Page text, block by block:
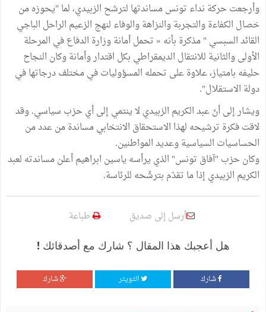
وأرجعت حركة نداء تونس مساندتها لترشح الزبيدي، لما "يحوزه من
خصال الكفاءة والتجربة والنزاهة والوفاء لنهج الزعيم الراحل الباجي
القائد السبسي " مذكرة بأنه « تحمل أمانة وزارة الدفاع في المرحلة
الأولى والثانية للانتقال الديمقراطي بكل اقتدار وأمانة وكان النجاح
حليفه بامتياز، علاوة على تحمله المسؤوليات في مختلف درجاتها في
دولة الاستقلال".
ويشار إلى أنّ عبد الكريم الزبيدي لا ينتمي إلى أي حزب سياسي. وقد
لاقت فكرة ترشيحه لهذا الاستحقاق الانتخابي مساندة من عدد من
الحساسيات السياسية وعديد المواطنين.
وكان حزب "آفاق تونس" الذي يرأسه ياسين ابراهيم أعلن مساندته لعبد
الكريم الزبيدي إذا ما تقدّم بترشّحه للرئاسة.
أرسل إلى صديق طباعة
هل أعجبك هذا المقال ؟ شارك مع أصدقائك !
شارك التويتر شارك